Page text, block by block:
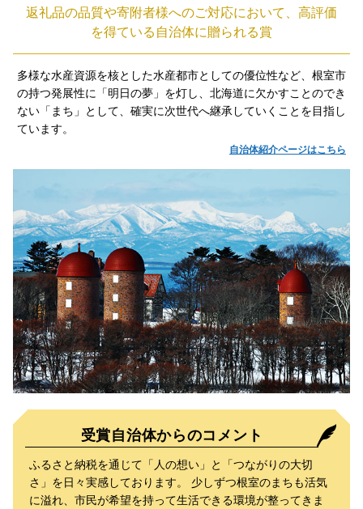
返礼品の品質や寄附者様へのご対応において、高評価
を得ている自治体に贈られる賞
多様な水産資源を核とした水産都市としての優位性など、根室市
の持つ発展性に「明日の夢」を灯し、北海道に欠かすことのでき
ない「まち」として、確実に次世代へ継承していくことを目指し
ています。
自治体紹介ページはこちら
受賞自治体からのコメント
ふるさと納税を通じて「人の想い」と「つながりの大切
さ」を日々実感しております。 少しずつ根室のまちも活気
に溢れ、市民が希望を持って生活できる環境が整ってきま